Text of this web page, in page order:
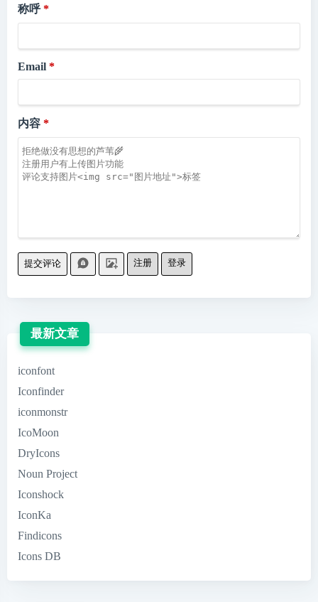
称呼
Email
内容
提交评论 注册 登录
最新文章
iconfont
Iconfinder
iconmonstr
IcoMoon
DryIcons
Noun Project
Iconshock
IconKa
Findicons
Icons DB